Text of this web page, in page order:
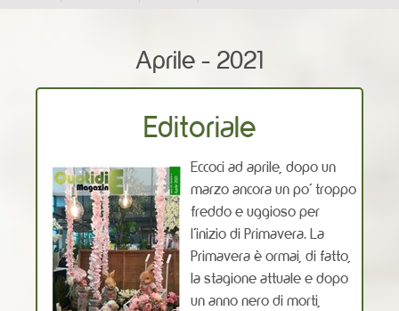
Aprile - 2021
Editoriale
Eccoci ad aprile, dopo un
marzo ancora un po’ troppo
freddo e uggioso per
l’inizio di Primavera. La
Primavera è ormai, di fatto,
la stagione attuale e dopo
un anno nero di morti,